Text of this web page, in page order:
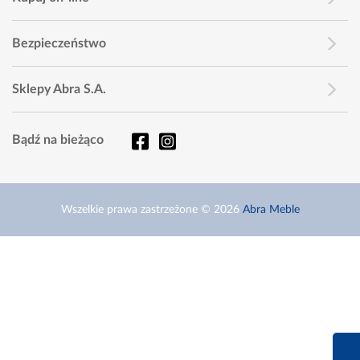
Bezpieczeństwo
Sklepy Abra S.A.
Bądź na bieżąco
Wszelkie prawa zastrzeżone © 2026 Abra Meble